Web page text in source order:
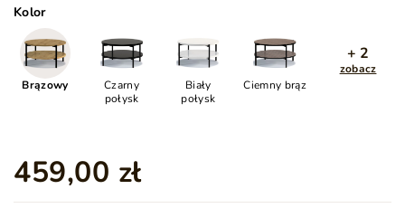
Kolor
Brązowy
Czarny
połysk
Biały
połysk
Ciemny brąz
+ 2
zobacz
459,00 zł